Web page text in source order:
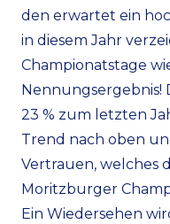
den erwartet ein
in diesem Jahr
Championatstage
Nennungsergebnis!
23 % zum letzten
Trend nach oben
Vertrauen, welches
Moritzburger
Ein Wiedersehen